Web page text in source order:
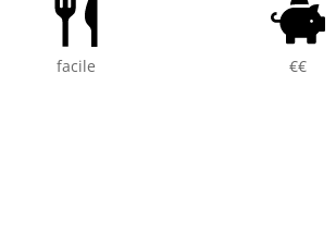
facile €€